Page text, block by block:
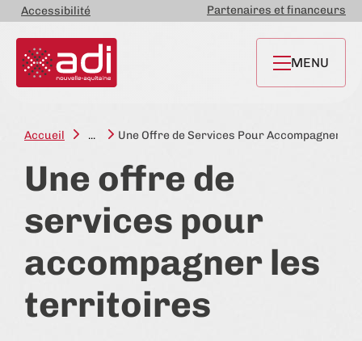
Accessibilité Partenaires et financeurs
MENU
Accueil ... Une Offre de Services Pour Accompagner
Une offre de
services pour
accompagner les
territoires